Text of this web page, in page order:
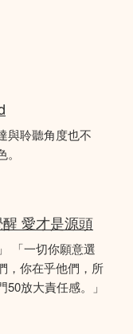
與聆聽角度也不
愛才是源頭
「一切你願意選
，你在乎他們，所
放大責任感。」